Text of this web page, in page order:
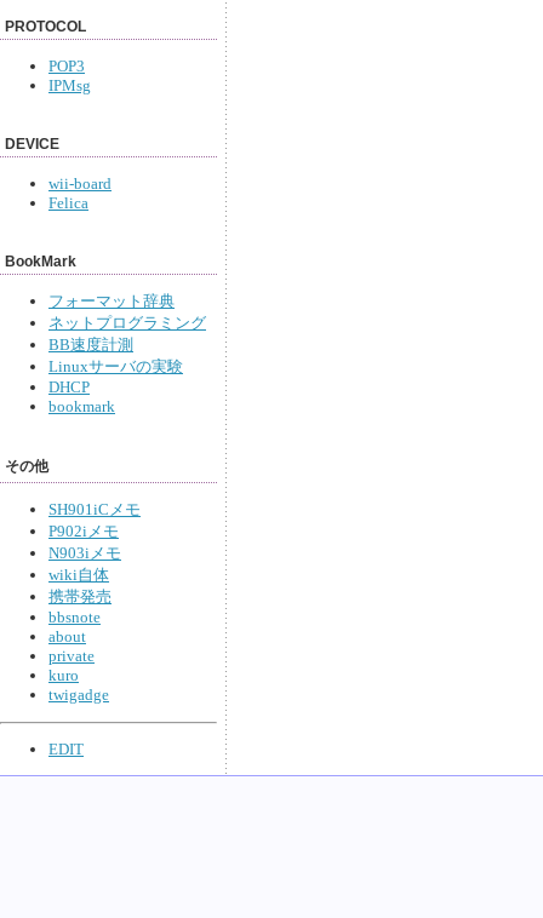
PROTOCOL
POP3
IPMsg
DEVICE
wii-board
Felica
BookMark
フォーマット辞典
ネットプログラミング
BB速度計測
Linuxサーバの実験
DHCP
bookmark
その他
SH901iCメモ
P902iメモ
N903iメモ
wiki自体
携帯発売
bbsnote
about
private
kuro
twigadge
EDIT